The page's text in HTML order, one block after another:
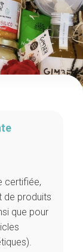
certifiée,
de produits
que pour